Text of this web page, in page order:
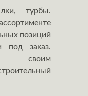
турбы.
позиций
под заказ.
своим